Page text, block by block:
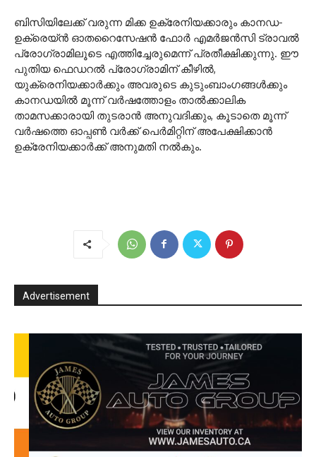
ബിസിയിലേക്ക് വരുന്ന മിക്ക ഉക്രേനിയക്കാരും കാനഡ-
ഉക്രെയ്ൻ ഓതറൈസേഷൻ ഫോർ എമർജൻസി ട്രാവൽ
പ്രോഗ്രാമിലൂടെ എത്തിച്ചേരുമെന്ന് പ്രതീക്ഷിക്കുന്നു. ഈ
പുതിയ ഫെഡറൽ പ്രോഗ്രാമിന് കീഴിൽ,
യുക്രെനിയക്കാർക്കും അവരുടെ കുടുംബാംഗങ്ങൾക്കും
കാനഡയിൽ മൂന്ന് വർഷത്തോളം താൽക്കാലിക
താമസക്കാരായി തുടരാൻ അനുവദിക്കും, കൂടാതെ മൂന്ന്
വർഷത്തെ ഓപ്പൺ വർക്ക് പെർമിറ്റിന് അപേക്ഷിക്കാൻ
ഉക്രേനിയക്കാർക്ക് അനുമതി നൽകും.
Advertisement